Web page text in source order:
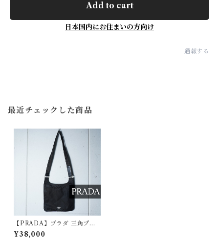
Add to cart
日本国内にお住まいの方向け
通報する
最近チェックした商品
【PRADA】プラダ 三角プレ
ートロゴ ナイロンショルダー
バッグ black
¥38,000